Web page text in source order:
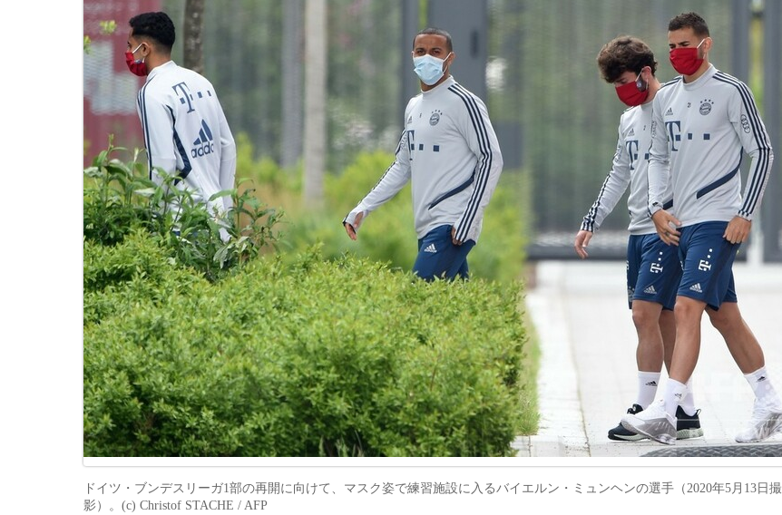
ドイツ・ブンデスリーガ1部の再開に向けて、マスク姿で練習施設に入るバイエルン・ミュンヘンの選手（2020年5月13日撮
影）。(c) Christof STACHE / AFP